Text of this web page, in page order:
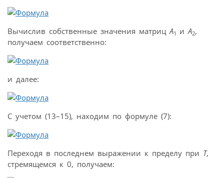
Вычислив собственные значения матрицA1 иA2,
получаем соответственно:
и далее:
С учетом (13–15), находим по формуле (7):
Переходя в последнем выражении к пределу при T,
стремящемся к 0, получаем: